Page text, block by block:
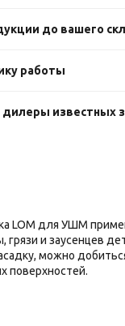
до вашего
работы
известных
LOM для УШМ
грязи и заусенцев
можно
поверхностей.